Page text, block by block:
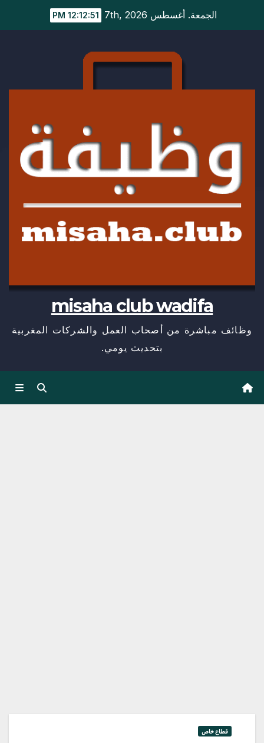
الجمعة. أغسطس 7th, 2026 12:12:52 PM
misaha club wadifa
وظائف مباشرة من أصحاب العمل والشركات المغربية
بتحديث يومي.
قطاع خاص